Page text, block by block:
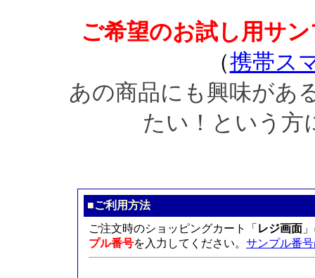
ご希望のお試し用サ
（携帯ス
あの商品にも興味があ
たい！という方
■ご利用方法
ご注文時のショッピングカート
「 レジ画面
プル番号を入力してください。 サンプル番